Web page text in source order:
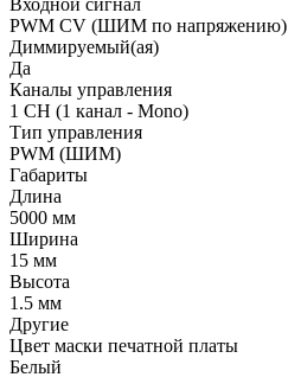
PWM СV (ШИМ по напряжению)
Диммируемый(ая)
Да
Каналы управления
1 CH (1 канал - Mono)
Тип управления
PWM (ШИМ)
Габариты
Длина
5000 мм
Ширина
15 мм
Высота
1.5 мм
Другие
Цвет маски печатной платы
Белый